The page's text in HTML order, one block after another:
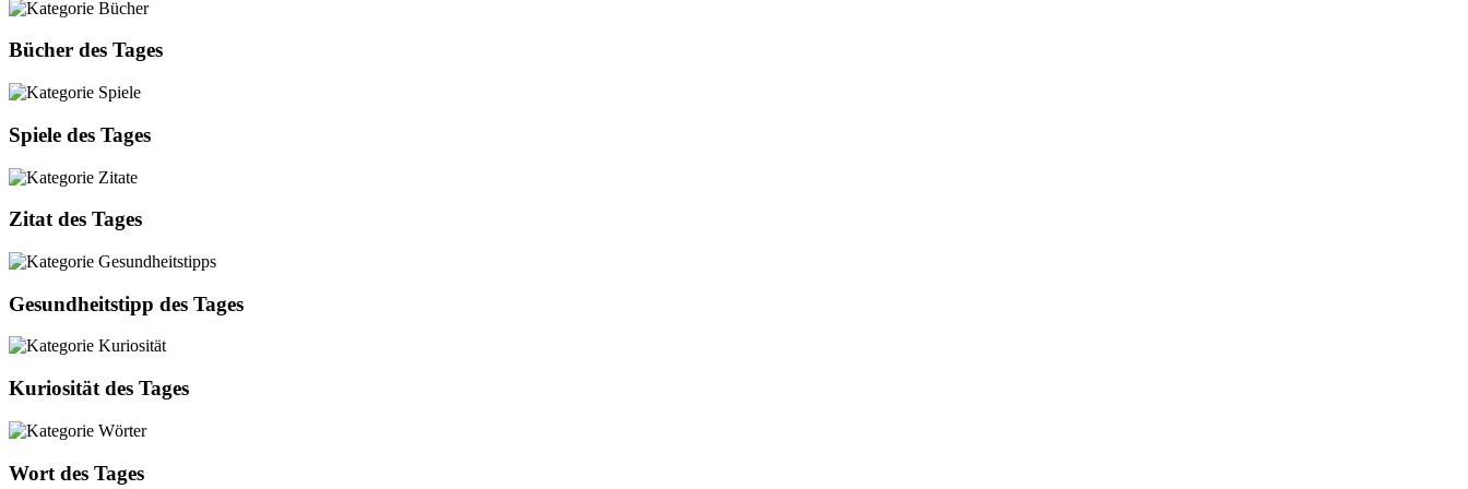
Bücher des Tages
Spiele des Tages
Zitat des Tages
Gesundheitstipp des Tages
Kuriosität des Tages
Wort des Tages